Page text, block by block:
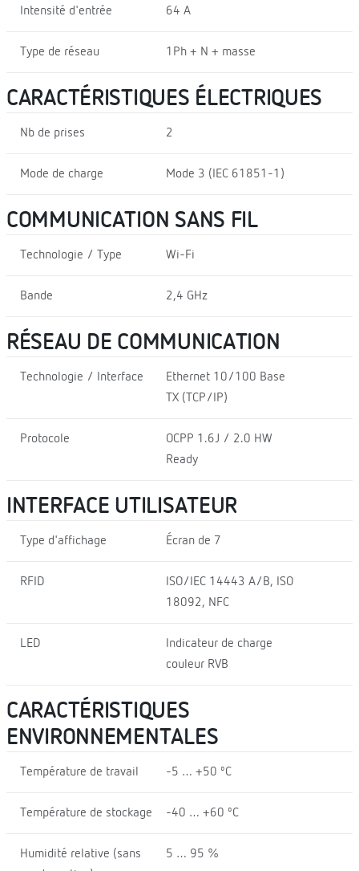
Intensité d'entrée 64 A
Type de réseau 1Ph + N + masse
CARACTÉRISTIQUES ÉLECTRIQUES
Nb de prises 2
Mode de charge Mode 3 (IEC 61851-1)
COMMUNICATION SANS FIL
Technologie / Type Wi-Fi
Bande 2,4 GHz
RÉSEAU DE COMMUNICATION
Technologie / Interface
Ethernet 10/100 Base
TX (TCP/IP)
Protocole
OCPP 1.6J / 2.0 HW
Ready
INTERFACE UTILISATEUR
Type d'affichage Écran de 7
RFID
ISO/IEC 14443 A/B, ISO
18092, NFC
LED
Indicateur de charge
couleur RVB
CARACTÉRISTIQUES
ENVIRONNEMENTALES
Température de travail -5 … +50 ºC
Température de stockage -40 … +60 ºC
Humidité relative (sans
5 … 95 %